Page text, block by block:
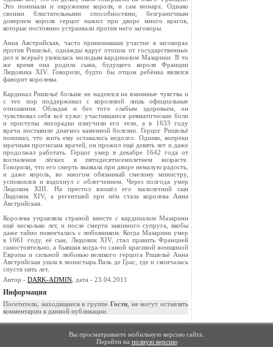
Это понимали и окружение короля, и сам монарх. Однако
своими блистательными способностями, безграничным
доверием короля герцог нажил при дворе много врагов,
которые постоянно устраивали против него заговоры.
Анна Австрийская, часто принимавшая участие в заговорах
против Ришельё, однажды вдруг отошла от государственных
дел и всерьёз увлеклась молодым кардиналом Мазарини. В то
же время она родила сына, будущего короля Франции
Людовика XIV. Говорили, будто бы отцом ребёнка являлся
фаворит королевы.
Кардинал Ришельё больше не надеялся на взаимные чувства и
с тех пор поддерживал с королевой лишь официальные
отношения. Обладая и без того слабым здоровьем, он
чувствовал себя всё хуже: участившиеся ревматические боли
и приступы лихорадки измучили его тело, а в 1633 году
врачи поставили диагноз каменной болезни. Герцог Ришельё
понимал, что жить ему оставалось недолго. Однако, вопреки
мрачным прогнозам врачей, он прожил ещё девять лет и даже
продолжал работать. Герцог умер в декабре 1642 года от
воспаления лёгких в пятидесятисемилетнем возрасте.
Говорили, что его смерть вызвала при дворе немалую радость,
и даже король, во многом обязанный смелому министру,
успокоился и вздохнул с облегчением. Через полгода умер
Людовик XIII. На престол взошёл его малолетний сын
Людовик XIV, а регентшей при нём стала королева Анна
Австрийская.
Королева управляла страной вместе с кардиналом Мазарини
ещё несколько лет, и после смерти законного супруга, якобы
даже тайно повенчалась с любовником. Когда Мазарини умер
в 1661 году, её сын, Людовик XIV, стал править Францией
самостоятельно, а бывшая когда-то самой красивой женщиной
Европы и сильной любовью великого герцога Ришельё Анна
Австрийская ушла в монастырь Валь де Грас, где и скончалась
спустя пять лет.
Автор - DARK-ADMIN , дата - 23.04.2011
Информация
Посетители, находящиеся в группе Гости, не могут оставлять
комментарии к данной публикации.
Вы просматриваете мобильную версию сайта.
Перейти на полную версию